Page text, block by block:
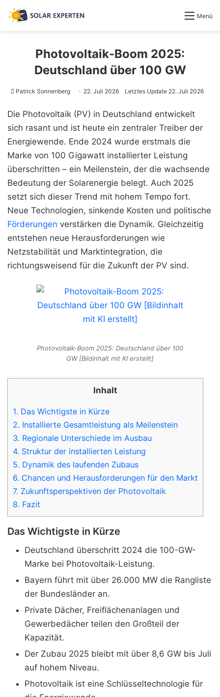
Menü
Photovoltaik-Boom 2025:
Deutschland über 100 GW
Patrick Sonnenberg 22. Juli 2026 Letztes Update 22. Juli 2026
Die Photovoltaik (PV) in Deutschland entwickelt
sich rasant und ist heute ein zentraler Treiber der
Energiewende. Ende 2024 wurde erstmals die
Marke von 100 Gigawatt installierter Leistung
überschritten – ein Meilenstein, der die wachsende
Bedeutung der Solarenergie belegt. Auch 2025
setzt sich dieser Trend mit hohem Tempo fort.
Neue Technologien, sinkende Kosten und politische
Förderungen verstärken die Dynamik. Gleichzeitig
entstehen neue Herausforderungen wie
Netzstabilität und Marktintegration, die
richtungsweisend für die Zukunft der PV sind.
Photovoltaik-Boom 2025: Deutschland über 100
GW [Bildinhalt mit KI erstellt]
Inhalt
1. Das Wichtigste in Kürze
2. Installierte Gesamtleistung als Meilenstein
3. Regionale Unterschiede im Ausbau
4. Struktur der installierten Leistung
5. Dynamik des laufenden Zubaus
6. Chancen und Herausforderungen für den Markt
7. Zukunftsperspektiven der Photovoltaik
8. Fazit
Das Wichtigste in Kürze
Deutschland überschritt 2024 die 100-GW-
Marke bei Photovoltaik-Leistung.
Bayern führt mit über 26.000 MW die Rangliste
der Bundesländer an.
Private Dächer, Freiflächenanlagen und
Gewerbedächer teilen den Großteil der
Kapazität.
Der Zubau 2025 bleibt mit über 8,6 GW bis Juli
auf hohem Niveau.
Photovoltaik ist eine Schlüsseltechnologie für